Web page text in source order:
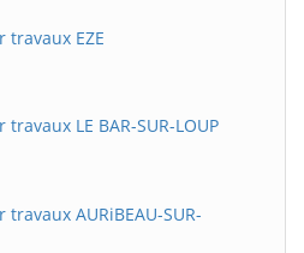
travaux EZE
LE BAR-SUR-LOUP
AURiBEAU-SUR-